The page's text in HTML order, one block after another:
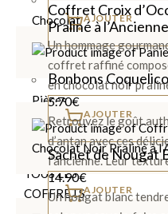
Chocolat
Noir et
Lait
Pièces
Artisanales
TOUS LES
COFFRETS
AJOUTER
Coffret Croix
Praliné à l’Ancienne
Un hommage
coffret raffiné
en chocolat noir
AJOUTER
Bonbons
5.70€
Retrouvez le goût
d’antan avec ces
l’ancienne. Leur
AJOUTER
Sachet de Nougat
14.90€
Un nougat blanc